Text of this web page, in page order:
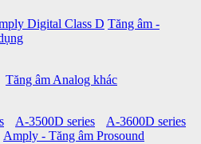
Digital Class D Tăng âm -
Tăng âm Analog khác
A-3500D series
A-3600D series
Amply - Tăng âm Prosound